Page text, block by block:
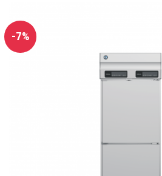
-7%